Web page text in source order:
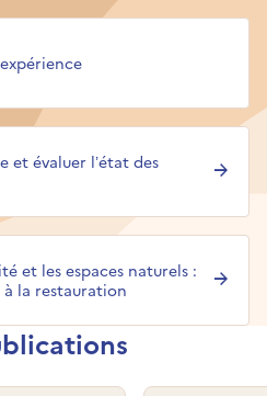
et évaluer l’état des
et les espaces naturels :
la restauration